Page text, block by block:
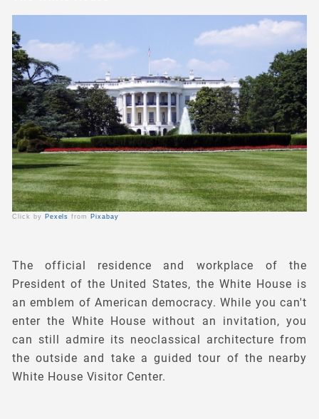
Click by Pexels from Pixabay
The official residence and workplace of the
President of the United States, the White House is
an emblem of American democracy. While you can't
enter the White House without an invitation, you
can still admire its neoclassical architecture from
the outside and take a guided tour of the nearby
White House Visitor Center.